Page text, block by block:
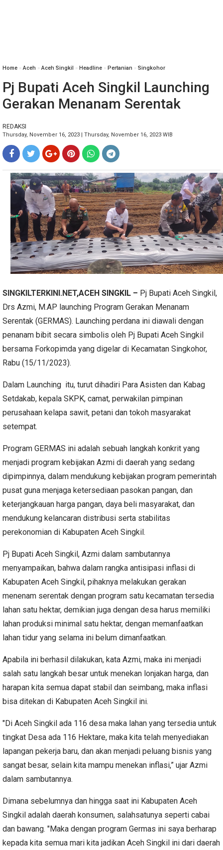
Home »Aceh »Aceh Singkil » Headline » Pertanian » Singkohor
Pj Bupati Aceh Singkil Launching
Gerakan Menanam Serentak
REDAKSI
Thursday, November 16, 2023 | Thursday, November 16, 2023 WIB
SINGKILTERKINI.NET,ACEH SINGKIL – Pj Bupati Aceh Singkil,
Drs Azmi, M.AP launching Program Gerakan Menanam
Serentak (GERMAS). Launching perdana ini diawali dengan
penanam bibit secara simbolis oleh Pj Bupati Aceh Singkil
bersama Forkopimda yang digelar di Kecamatan Singkohor,
Rabu (15/11/2023).
Dalam Launching itu, turut dihadiri Para Asisten dan Kabag
Setdakab, kepala SKPK, camat, perwakilan pimpinan
perusahaan kelapa sawit, petani dan tokoh masyarakat
setempat.
Program GERMAS ini adalah sebuah langkah konkrit yang
menjadi program kebijakan Azmi di daerah yang sedang
dipimpinnya, dalam mendukung kebijakan program pemerintah
pusat guna menjaga ketersediaan pasokan pangan, dan
keterjangkauan harga pangan, daya beli masyarakat, dan
mendukung kelancaran distribusi serta stabilitas
perekonomian di Kabupaten Aceh Singkil.
Pj Bupati Aceh Singkil, Azmi dalam sambutannya
menyampaikan, bahwa dalam rangka antisipasi inflasi di
Kabupaten Aceh Singkil, pihaknya melakukan gerakan
menenam serentak dengan program satu kecamatan tersedia
lahan satu hektar, demikian juga dengan desa harus memiliki
lahan produksi minimal satu hektar, dengan memanfaatkan
lahan tidur yang selama ini belum dimanfaatkan.
Apabila ini berhasil dilakukan, kata Azmi, maka ini menjadi
salah satu langkah besar untuk menekan lonjakan harga, dan
harapan kita semua dapat stabil dan seimbang, maka inflasi
bisa ditekan di Kabupaten Aceh Singkil ini.
"Di Aceh Singkil ada 116 desa maka lahan yang tersedia untuk
tingkat Desa ada 116 Hektare, maka kita telah menyediakan
lapangan pekerja baru, dan akan menjadi peluang bisnis yang
sangat besar, selain kita mampu menekan inflasi,” ujar Azmi
dalam sambutannya.
Dimana sebelumnya dan hingga saat ini Kabupaten Aceh
Singkil adalah daerah konsumen, salahsatunya seperti cabai
dan bawang. "Maka dengan program Germas ini saya berharap
kepada kita semua mari kita jadikan Aceh Singkil ini dari daerah